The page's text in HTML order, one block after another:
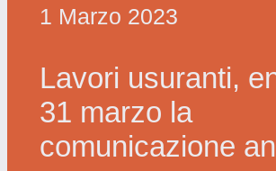
1 Marzo 2023
Lavori usuranti,
31 marzo la
comunicazione